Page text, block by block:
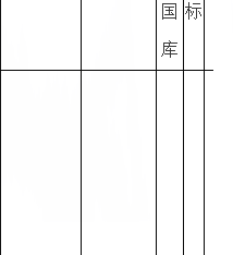
国
库
标